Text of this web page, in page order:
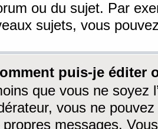
ou du sujet. Par
sujets, vous
puis-je éditer
que vous ne soyez
vous ne
propres messages.